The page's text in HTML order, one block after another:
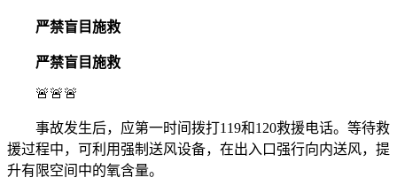
严禁盲目施救
严禁盲目施救
🚨🚨🚨
事故发生后，应第一时间拨打119和120救援电话。等待救
援过程中，可利用强制送风设备，在出入口强行向内送风，提
升有限空间中的氧含量。